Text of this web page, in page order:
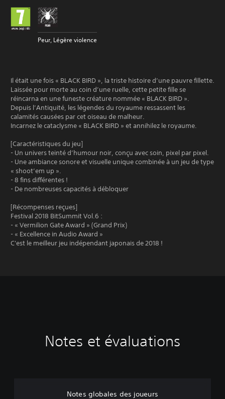
Peur, Légère violence
Il était une fois « BLACK BIRD », la triste histoire d’une pauvre fillette.
Laissée pour morte au coin d’une ruelle, cette petite fille se
réincarna en une funeste créature nommée « BLACK BIRD ».
Depuis l’Antiquité, les légendes du royaume ressassent les
calamités causées par cet oiseau de malheur.
Incarnez le cataclysme « BLACK BIRD » et annihilez le royaume.
[Caractéristiques du jeu]
- Un univers teinté d’humour noir, conçu avec soin, pixel par pixel.
- Une ambiance sonore et visuelle unique combinée à un jeu de type
« shoot’em up ».
- 8 fins différentes !
- De nombreuses capacités à débloquer
[Récompenses reçues]
Festival 2018 BitSummit Vol.6 :
- « Vermilion Gate Award » (Grand Prix)
- « Excellence in Audio Award »
C'est le meilleur jeu indépendant japonais de 2018 !
Notes et évaluations
Notes globales des joueurs